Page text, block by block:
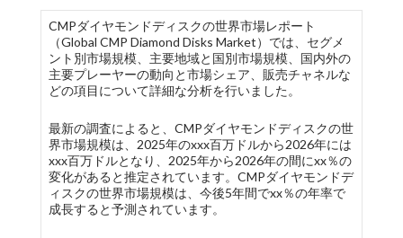
CMPダイヤモンドディスクの世界市場レポート
（Global CMP Diamond Disks Market）では、セグメ
ント別市場規模、主要地域と国別市場規模、国内外の
主要プレーヤーの動向と市場シェア、販売チャネルな
どの項目について詳細な分析を行いました。
最新の調査によると、CMPダイヤモンドディスクの世
界市場規模は、2025年のxxx百万ドルから2026年には
xxx百万ドルとなり、2025年から2026年の間にxx％の
変化があると推定されています。CMPダイヤモンドデ
ィスクの世界市場規模は、今後5年間でxx％の年率で
成長すると予測されています。